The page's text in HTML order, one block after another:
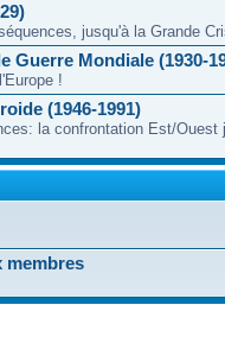
jusqu'à la Grande
Guerre Mondiale (1930-
!
(1946-1991)
la confrontation Est/Ouest
membres